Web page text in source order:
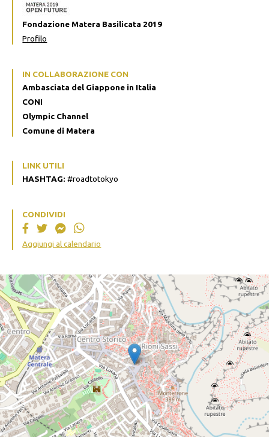
Fondazione Matera Basilicata 2019
Profilo
IN COLLABORAZIONE CON
Ambasciata del Giappone in Italia
CONI
Olympic Channel
Comune di Matera
LINK UTILI
HASHTAG: #roadtotokyo
CONDIVIDI
Aggiungi al calendario